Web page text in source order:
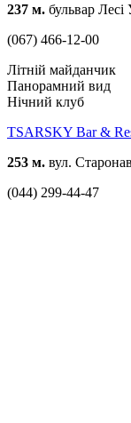
237 м. бульвар
(067) 466-12-00
Літній майданчик
Панорамний вид
Нічний клуб
TSARSKY Bar &
253 м. вул.
(044) 299-44-47